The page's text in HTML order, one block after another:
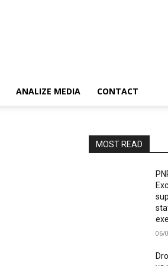
ANALIZE MEDIA CONTACT
MOST READ
06/